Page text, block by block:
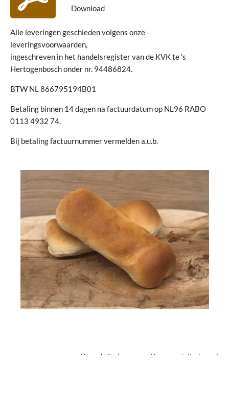
Download
Alle leveringen geschieden volgens onze
leveringsvoorwaarden,
ingeschreven in het handelsregister van de KVK te 's
Hertogenbosch onder nr. 94486824.
BTW NL 866795194B01
Betaling binnen 14 dagen na factuurdatum op NL96 RABO
0113 4932 74.
Bij betaling factuurnummer vermelden a.u.b.
De website is powered by
www.tellestory.nl